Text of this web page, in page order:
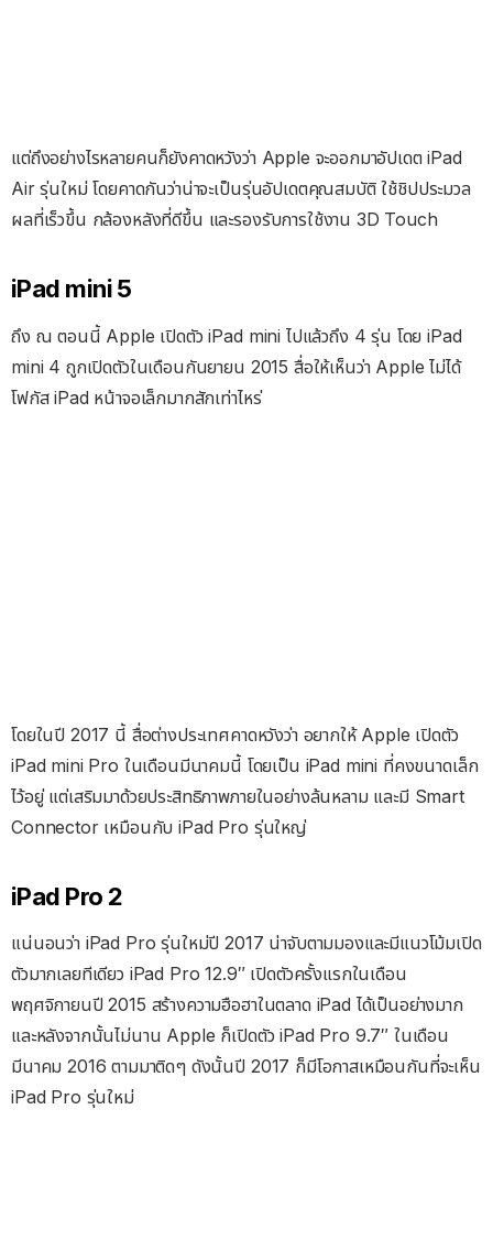
แต่ถึงอย่างไรหลายคนก็ยังคาดหวังว่า Apple จะออกมาอัปเดต iPad
Air รุ่นใหม่ โดยคาดกันว่าน่าจะเป็นรุ่นอัปเดตคุณสมบัติ ใช้ชิปประมวล
ผลที่เร็วขึ้น กล้องหลังที่ดีขึ้น และรองรับการใช้งาน 3D Touch
iPad mini 5
ถึง ณ ตอนนี้ Apple เปิดตัว iPad mini ไปแล้วถึง 4 รุ่น โดย iPad
mini 4 ถูกเปิดตัวในเดือนกันยายน 2015 สื่อให้เห็นว่า Apple ไม่ได้
โฟกัส iPad หน้าจอเล็กมากสักเท่าไหร่
โดยในปี 2017 นี้ สื่อต่างประเทศคาดหวังว่า อยากให้ Apple เปิดตัว
iPad mini Pro ในเดือนมีนาคมนี้ โดยเป็น iPad mini ที่คงขนาดเล็ก
ไว้อยู่ แต่เสริมมาด้วยประสิทธิภาพภายในอย่างล้นหลาม และมี Smart
Connector เหมือนกับ iPad Pro รุ่นใหญ่
iPad Pro 2
แน่นอนว่า iPad Pro รุ่นใหม่ปี 2017 น่าจับตามมองและมีแนวโม้มเปิด
ตัวมากเลยทีเดียว iPad Pro 12.9″ เปิดตัวครั้งแรกในเดือน
พฤศจิกายนปี 2015 สร้างความฮือฮาในตลาด iPad ได้เป็นอย่างมาก
และหลังจากนั้นไม่นาน Apple ก็เปิดตัว iPad Pro 9.7″ ในเดือน
มีนาคม 2016 ตามมาติดๆ ดังนั้นปี 2017 ก็มีโอกาสเหมือนกันที่จะเห็น
iPad Pro รุ่นใหม่